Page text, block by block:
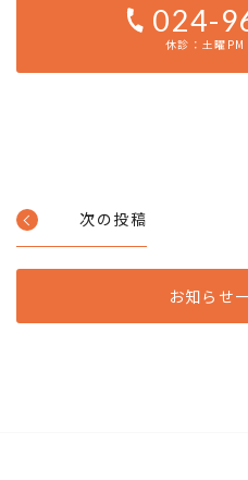
024-
休診：土曜
次の投稿
お知らせ